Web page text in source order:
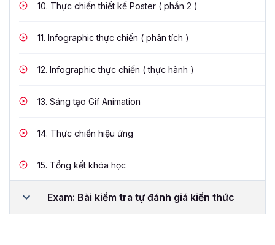
10. Thực chiến thiết kế Poster ( phần 2 )
11. Infographic thực chiến ( phân tích )
12. Infographic thực chiến ( thực hành )
13. Sáng tạo Gif Animation
14. Thực chiến hiệu ứng
15. Tổng kết khóa học
Exam: Bài kiểm tra tự đánh giá kiến thức